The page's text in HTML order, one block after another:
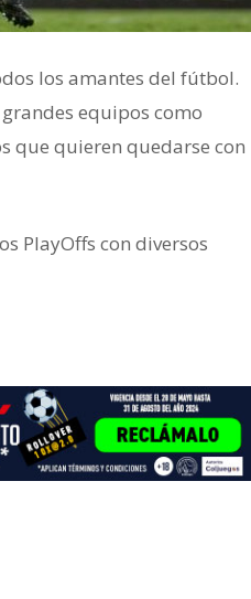
los amantes del fútbol.
equipos como
que quieren quedarse con
PlayOffs con diversos